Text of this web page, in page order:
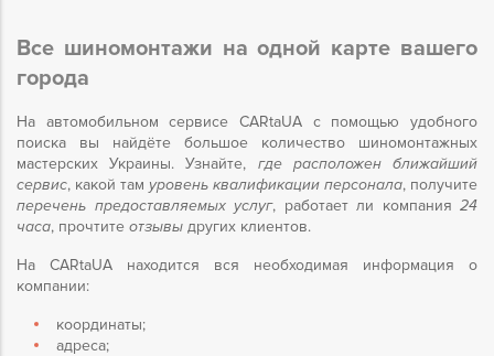
Все шиномонтажи на одной карте вашего
города
На автомобильном сервисе CARtaUA с помощью удобного
поиска вы найдёте большое количество шиномонтажных
мастерских Украины. Узнайте, где расположен ближайший
сервис, какой там уровень квалификации персонала, получите
перечень предоставляемых услуг, работает ли компания 24
часа, прочтите отзывы других клиентов.
На CARtaUA находится вся необходимая информация о
компании:
координаты;
адреса;